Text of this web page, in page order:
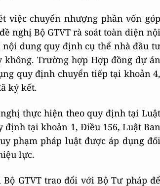
việc chuyển nhượng phần vốn góp
nghị Bộ GTVT rà soát toàn diện nội
dung quy định cụ thể nhà đầu tư
không. Trường hợp Hợp đồng dự án
quy định chuyển tiếp tại khoản 4,
ký kết.
thực hiện theo quy định tại Luật
định tại khoản 1, Điều 156, Luật Ban
phạm pháp luật được áp dụng đối
lực.
GTVT trao đổi với Bộ Tư pháp để